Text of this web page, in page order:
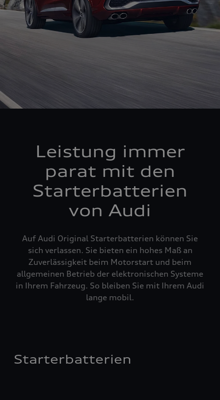
Leistung immer
parat mit den
Starterbatterien
von Audi
Auf Audi Original Starterbatterien können Sie
sich verlassen. Sie bieten ein hohes Maß an
Zuverlässigkeit beim Motorstart und beim
allgemeinen Betrieb der elektronischen Systeme
in Ihrem Fahrzeug. So bleiben Sie mit Ihrem Audi
lange mobil.
Starterbatterien